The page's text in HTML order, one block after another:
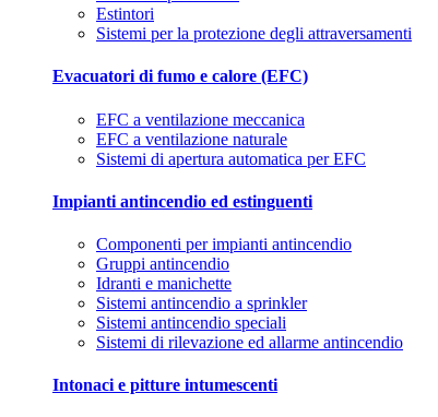
Estintori
Sistemi per la protezione degli attraversamenti
Evacuatori di fumo e calore (EFC)
EFC a ventilazione meccanica
EFC a ventilazione naturale
Sistemi di apertura automatica per EFC
Impianti antincendio ed estinguenti
Componenti per impianti antincendio
Gruppi antincendio
Idranti e manichette
Sistemi antincendio a sprinkler
Sistemi antincendio speciali
Sistemi di rilevazione ed allarme antincendio
Intonaci e pitture intumescenti